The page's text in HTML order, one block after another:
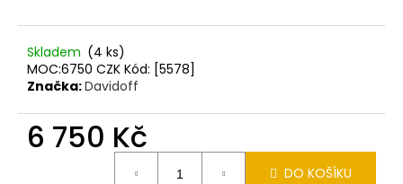
Skladem (4 ks)
MOC:6750 CZK Kód: [5578]
Značka:Davidoff
6 750 Kč
DO KOŠÍKU
HLEDAT